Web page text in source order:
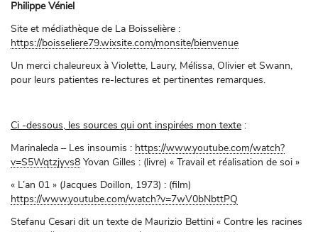
Philippe Véniel
Site et médiathèque de La Boisselière :
https://boisseliere79.wixsite.com/monsite/bienvenue
Un merci chaleureux à Violette, Laury, Mélissa, Olivier et Swann,
pour leurs patientes re-lectures et pertinentes remarques.
Ci -dessous, les sources qui ont inspirées mon texte :
Marinaleda – Les insoumis : https://www.youtube.com/watch?
v=S5Wqtzjyvs8 Yovan Gilles : (livre) « Travail et réalisation de soi »
« L’an 01 » (Jacques Doillon, 1973) : (film)
https://www.youtube.com/watch?v=7wV0bNbttPQ
Stefanu Cesari dit un texte de Maurizio Bettini « Contre les racines